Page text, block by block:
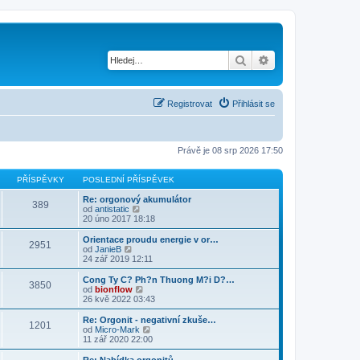
Hledat
Přihlásit se
Registrovat
Právě je 08 srp 2026 17:50
PŘÍSPĚVKY POSLEDNÍ PŘÍSPĚVEK
389
Re: orgonový akumulátor
od antistatic
o
b
r
z
t
p
o
s
e
d
n
í
20 úno 2017 18:18
2951
Orientace proudu energie v or…
od JanieB
o
b
r
a
z
p
o
s
24 zář 2019 12:11
3850
Cong Ty C? Ph?n Thuong M?i D?…
od bionflow
o
b
r
a
z
26 kvě 2022 03:43
1201
Re: Orgonit - negativní zkuše…
od Micro-Mark
o
b
r
11 zář 2020 22:00